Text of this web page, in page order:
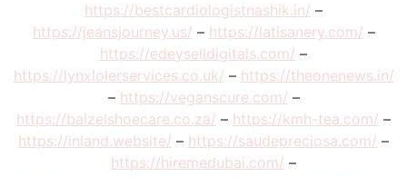
https://bestcardiologistnashik.in/ –
https://jeansjourney.us/ – https://latisanery.com/ –
https://edeyselldigitals.com/ –
https://lynxlolerservices.co.uk/ – https://theonenews.in/
– https://veganscure.com/ –
https://baizelshoecare.co.za/ – https://kmh-tea.com/ –
https://inland.website/ – https://saudepreciosa.com/ –
https://hiremedubai.com/ –